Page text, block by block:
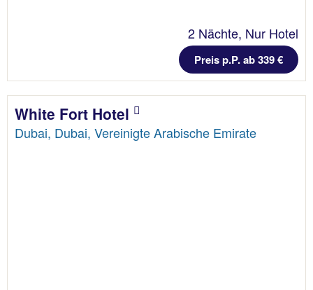
2 Nächte, Nur Hotel
Preis p.P. ab 339 €
White Fort Hotel
Dubai, Dubai, Vereinigte Arabische Emirate